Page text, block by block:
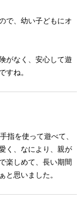
で、幼い子どもにオ
がなく、安心して遊
すね。
指を使って遊べて、
く、なにより、親が
楽しめて、長い期間
と思いました。